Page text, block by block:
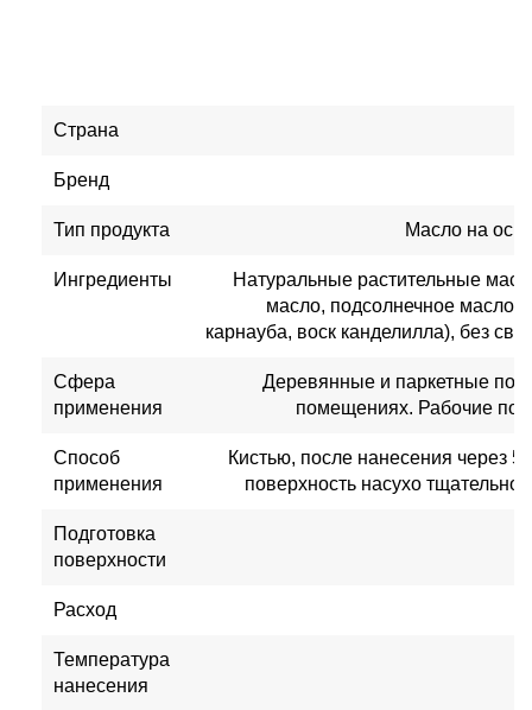
Страна
Бренд
Тип продукта Масло на
Ингредиенты
Натуральные растительные
масло, подсолнечное масло,
карнауба, воск канделилла), без
Сфера
применения
Деревянные и паркетные
помещениях. Рабочие
Способ
применения
Кистью, после нанесения через
поверхность насухо тщательно
Подготовка
поверхности
Расход
Температура
нанесения